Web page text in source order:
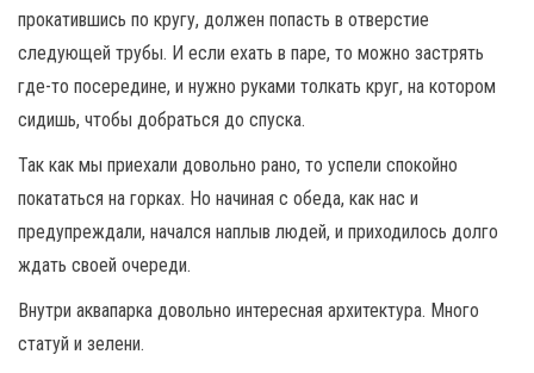
прокатившись по кругу, должен попасть в отверстие
следующей трубы. И если ехать в паре, то можно застрять
где-то посередине, и нужно руками толкать круг, на котором
сидишь, чтобы добраться до спуска.
Так как мы приехали довольно рано, то успели спокойно
покататься на горках. Но начиная с обеда, как нас и
предупреждали, начался наплыв людей, и приходилось долго
ждать своей очереди.
Внутри аквапарка довольно интересная архитектура. Много
статуй и зелени.